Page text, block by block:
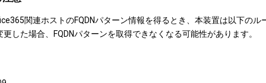
関連ホストのFQDNパターン情報を得るとき、本装置は以下の
した場合、FQDNパターンを取得できなくなる可能性があります。